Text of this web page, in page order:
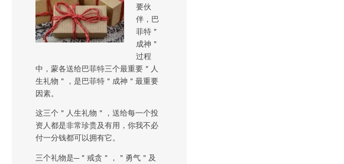
要伙
伴，巴
菲特＂
成神＂
过程
中，蒙各送给巴菲特三个最重要＂人
生礼物＂，是巴菲特＂成神＂最重要
因素。
这三个＂人生礼物＂，送给每一个投
资人都是非常珍贵及有用，你我不必
付一分钱都可以拥有它。
三个礼物是─＂戒贪＂，＂勇气＂及